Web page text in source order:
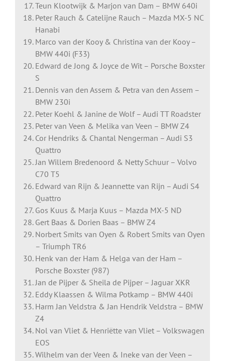
Teun Klootwijk & Marjon van Dam – BMW 640i
Peter Rauch & Catelijne Rauch – Mazda MX-5 NC
Hanabi
Marco van der Kooy & Christina van der Kooy –
BMW 440i (F33)
Edward de Jong & Joyce de Wit – Porsche Boxster
S
Dennis van den Assem & Petra van den Assem –
BMW 230i
Peter Koehl & Janine de Wolf – Audi TT Roadster
Peter van Veen & Melika van Veen – BMW Z4
Cor Hendriks & Chantal Nengerman – Audi S3
Quattro
Jan Willem Bredenoord & Netty Schuur – Volvo
C70 T5
Edward van Rijn & Jeannette van Rijn – Audi S4
Quattro
Gos Kuus & Marja Kuus – Mazda MX-5 ND
Gert Baas & Dorien Baas – BMW Z4
Norbert Smits van Oyen & Robert Smits van Oyen
– Triumph TR6
Henk van der Ham & Helga van der Ham –
Porsche Boxster (987)
Jan de Pijper & Sheila de Pijper – Jaguar XKR
Eddy Klaassen & Wilma Potkamp – BMW 440i
Harm Jan Veldstra & Jan Hendrik Veldstra – BMW
Z4
Nol van Vliet & Henriëtte van Vliet – Volkswagen
EOS
Wilhelm van der Veen & Ineke van der Veen –